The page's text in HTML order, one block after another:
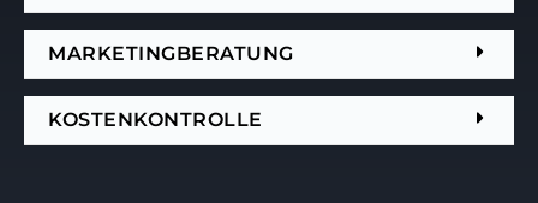
MARKETINGBERATUNG
KOSTENKONTROLLE